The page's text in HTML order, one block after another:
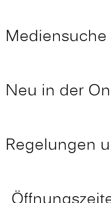
Mediensuche
Neu in der
Regelungen